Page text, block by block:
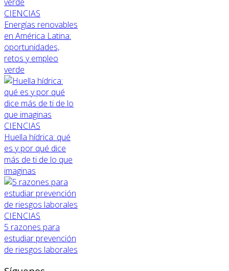
CIENCIAS
Energías renovables
en América Latina:
oportunidades,
retos y empleo
verde
CIENCIAS
Huella hídrica: qué
es y por qué dice
más de ti de lo que
imaginas
CIENCIAS
5 razones para
estudiar prevención
de riesgos laborales